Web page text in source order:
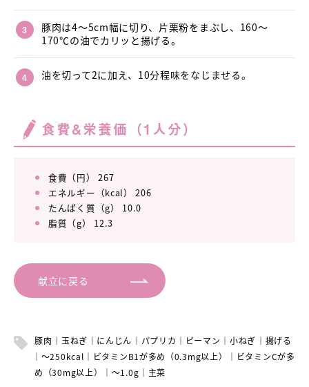
豚肉は4～5cm幅に切り、片栗粉をまぶし、160～
170℃の油でカリッと揚げる。
油を切って2に加え、10分程味をなじませる。
食費&栄養価（1人分）
食費（円） 267
エネルギー（kcal） 206
たんぱく質（g） 10.0
脂質（g） 12.3
献立に戻る
豚肉 玉ねぎ にんじん パプリカ ピーマン 小ねぎ
揚げる
～250kcal
ビタミンB1が多め（0.3mg以上）
ビタミンCが多
め（30mg以上）
～1.0g 主菜